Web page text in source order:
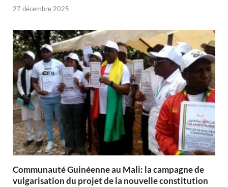
27 décembre 2025
Communauté Guinéenne au Mali: la campagne de
vulgarisation du projet de la nouvelle constitution